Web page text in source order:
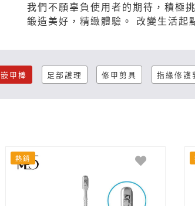
我們不願辜負使用者的期待，積極
鍛造美好，精緻體驗。 改變生活起
嵌甲棒 足部護理 修甲剪具 指緣修護
熱銷